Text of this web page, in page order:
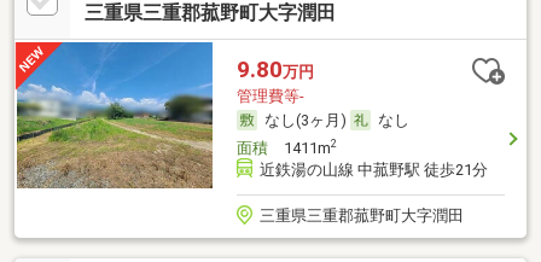
三重県三重郡菰野町大字潤田
9.80万円
管理費等-
なし(3ヶ月)
なし
面積1411m2
近鉄湯の山線 中菰野駅 徒歩21分
三重県三重郡菰野町大字潤田